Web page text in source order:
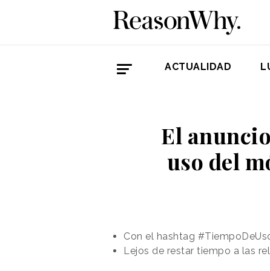
ACTUALIDAD
El
uso del
Con el hashtag
Lejos de restar tiempo a las